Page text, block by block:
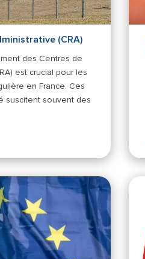
(CRA)
des Centres de
est crucial pour les
en France. Ces
suscitent souvent des